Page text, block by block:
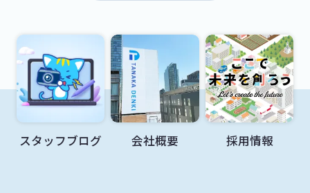
スタッフブログ 会社概要 採用情報